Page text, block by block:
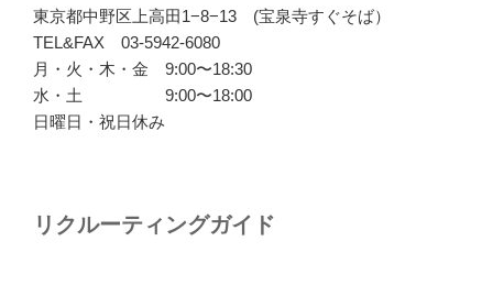
東京都中野区上高田1−8−13 (宝泉寺すぐそば）
TEL&FAX 03-5942-6080
月・火・木・金 9:00〜18:30
水・土 9:00〜18:00
日曜日・祝日休み
リクルーティングガイド